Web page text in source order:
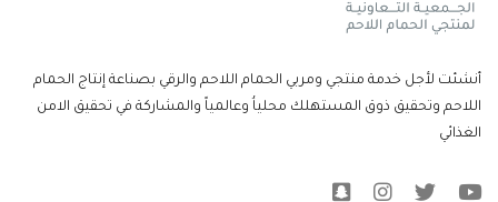
أنشئت لأجل خدمة منتجي ومربي الحمام اللاحم والرقي بصناعة إنتاج الحمام
اللاحم وتحقيق ذوق المستهلك محلياُ وعالمياً والمشاركة في تحقيق الامن
الغذائي